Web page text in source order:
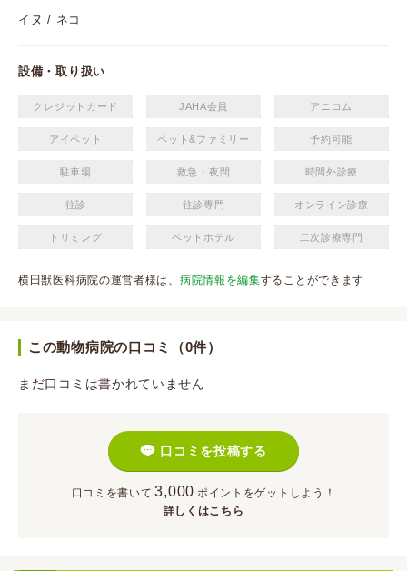
イヌ / ネコ
設備・取り扱い
クレジットカード JAHA会員 アニコム
アイペット ペット&ファミリー 予約可能
駐車場 救急・夜間 時間外診療
往診 往診専門 オンライン診療
トリミング ペットホテル 二次診療専門
横田獣医科病院の運営者様は、 病院情報を編集することができます
この動物病院の口コミ（0件）
まだ口コミは書かれていません
口コミを投稿する
口コミを書いて 3,000 ポイント をゲットしよう！
詳しくはこちら